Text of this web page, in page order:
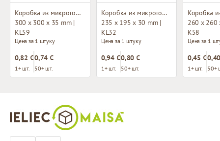
Коробка из микрогофрокартона с окном
300 x 300 x 35 mm |
KL59
Цена за 1 штуку
0,82 €
1+ шт.
0,74 €
50+ шт.
Коробка из микрогофрокартона с окном
235 x 195 x 30 mm |
KL32
Цена за 1 штуку
0,94 €
1+ шт.
0,80 €
50+ шт.
260 x 260
K58
Цена за 1
0,45 €
1+ шт. 50+